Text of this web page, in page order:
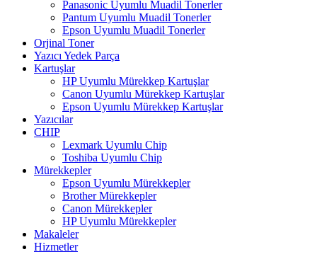
Panasonic Uyumlu Muadil Tonerler
Pantum Uyumlu Muadil Tonerler
Epson Uyumlu Muadil Tonerler
Orjinal Toner
Yazıcı Yedek Parça
Kartuşlar
HP Uyumlu Mürekkep Kartuşlar
Canon Uyumlu Mürekkep Kartuşlar
Epson Uyumlu Mürekkep Kartuşlar
Yazıcılar
CHIP
Lexmark Uyumlu Chip
Toshiba Uyumlu Chip
Mürekkepler
Epson Uyumlu Mürekkepler
Brother Mürekkepler
Canon Mürekkepler
HP Uyumlu Mürekkepler
Makaleler
Hizmetler